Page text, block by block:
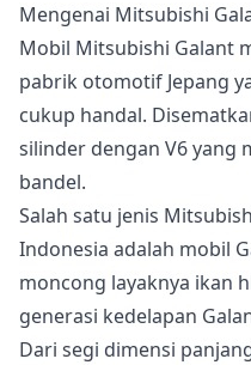
Mengenai Mitsubishi
Mobil Mitsubishi Galant
pabrik otomotif Jepang
cukup handal.
silinder dengan V6 yang
bandel.
Salah satu jenis
Indonesia adalah mobil
moncong layaknya ikan
generasi kedelapan
Dari segi dimensi